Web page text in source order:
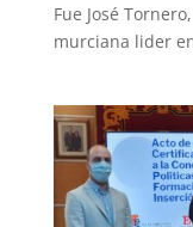
Fue José
murciana lider